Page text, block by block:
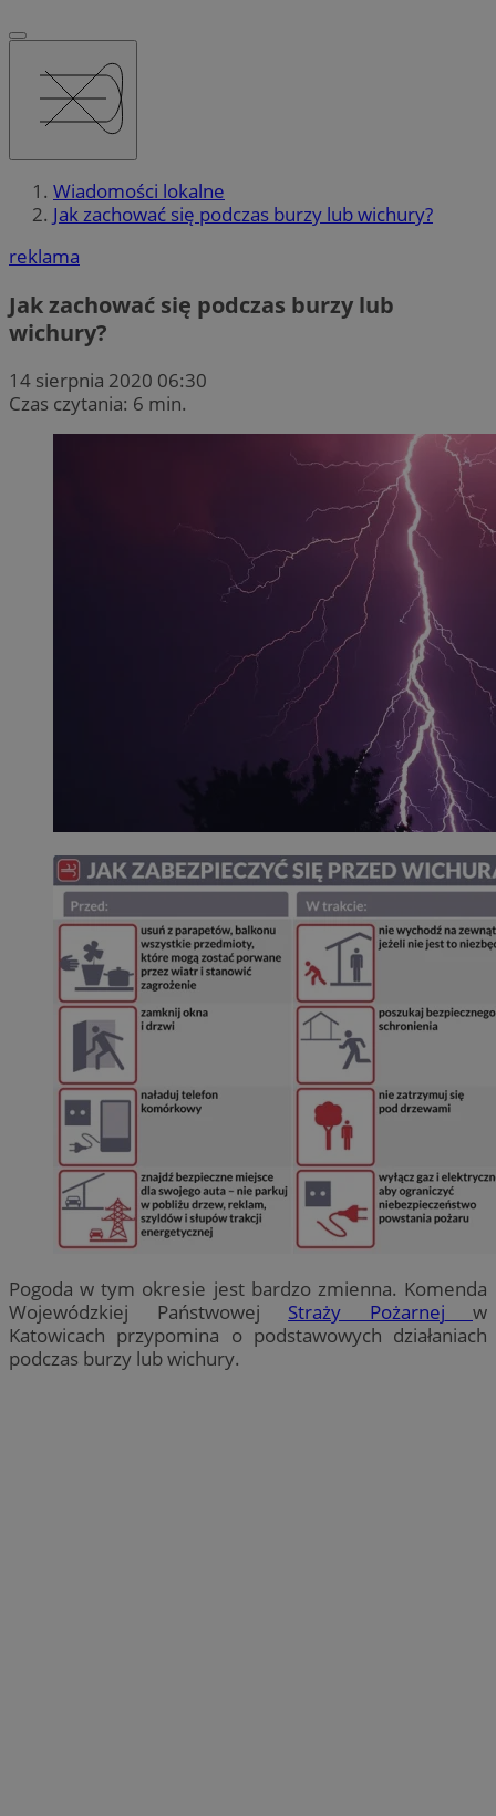
Wiadomości lokalne
Jak zachować się podczas burzy lub wichury?
reklama
Jak zachować się podczas burzy lub
wichury?
14 sierpnia 2020 06:30
Czas czytania: 6 min.
Pogoda w tym okresie jest bardzo zmienna. Komenda
Wojewódzkiej Państwowej Straży Pożarnej
w
Katowicach przypomina o podstawowych działaniach
podczas burzy lub wichury.